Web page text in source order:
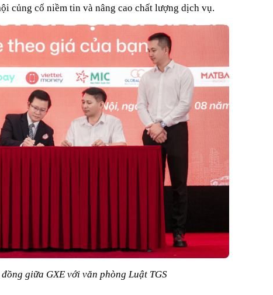
củng cố niềm tin và nâng cao chất lượng dịch vụ.
giữa GXE với văn phòng Luật TGS